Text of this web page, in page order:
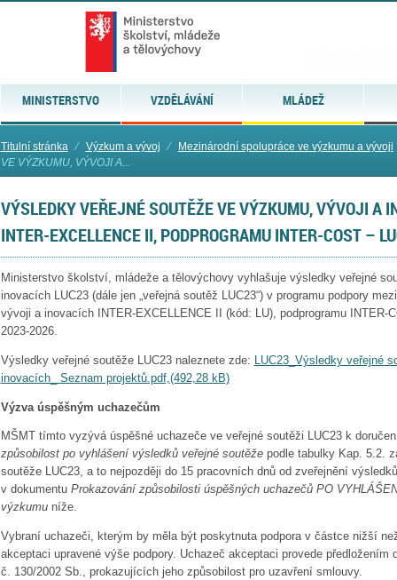
MINISTERSTVO VZDĚLÁVÁNÍ MLÁDEŽ
Titulní stránka ⁄ Výzkum a vývoj ⁄
Mezinárodní spolupráce ve výzkumu a vývoji
VE VÝZKUMU, VÝVOJI A...
VÝSLEDKY VEŘEJNÉ SOUTĚŽE VE VÝZKUMU, VÝVOJI A
INTER-EXCELLENCE II, PODPROGRAMU INTER-COST –
Ministerstvo školství, mládeže a tělovýchovy vyhlašuje výsledky veřejné
inovacích LUC23 (dále jen „veřejná soutěž LUC23“) v programu podpory
vývoji a inovacích INTER-EXCELLENCE II (kód: LU), podprogramu INTER-
2023-2026.
Výsledky veřejné soutěže LUC23 naleznete zde:
LUC23_Výsledky veřejné
inovacích_ Seznam projektů.pdf,(492,28 kB)
Výzva úspěšným uchazečům
MŠMT tímto vyzývá úspěšné uchazeče ve veřejné soutěži LUC23 k
způsobilost po vyhlášení výsledků veřejné soutěžepodle tabulky Kap. 5.2.
soutěže LUC23, a to nejpozději do 15 pracovních dnů od zveřejnění
v dokumentu Prokazování způsobilosti úspěšných uchazečů PO
výzkumuníže.
Vybraní uchazeči, kterým by měla být poskytnuta podpora v částce nižší
akceptaci upravené výše podpory. Uchazeč akceptaci provede předložením
č. 130/2002 Sb., prokazujících jeho způsobilost pro uzavření smlouvy.